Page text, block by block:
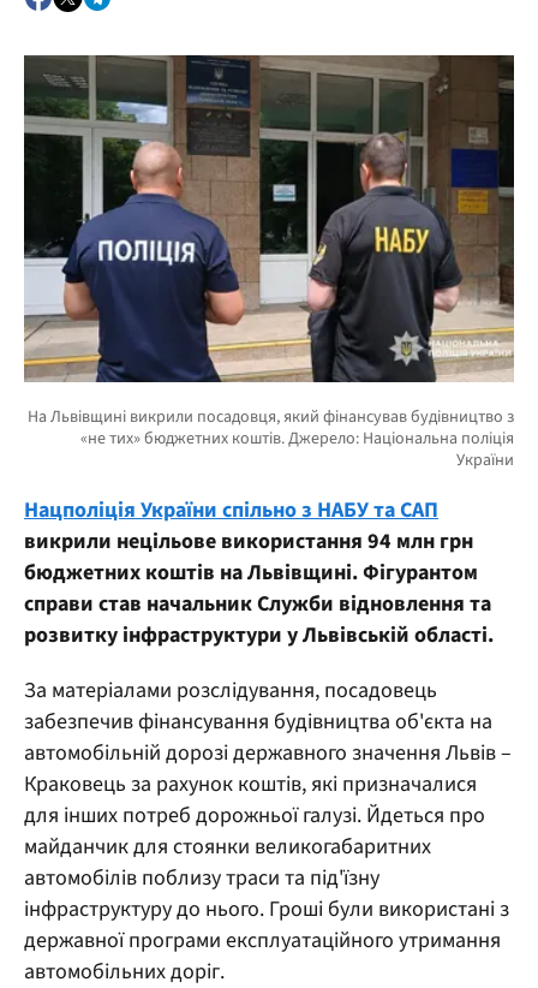
Нацполіція України спільно з НАБУ та САП
викрили нецільове використання 94 млн грн
бюджетних коштів на Львівщині. Фігурантом
справи став начальник Служби відновлення та
розвитку інфраструктури у Львівській області.
За матеріалами розслідування, посадовець
забезпечив фінансування будівництва об'єкта на
автомобільній дорозі державного значення Львів –
Краковець за рахунок коштів, які призначалися
для інших потреб дорожньої галузі. Йдеться про
майданчик для стоянки великогабаритних
автомобілів поблизу траси та під'їзну
інфраструктуру до нього. Гроші були використані з
державної програми експлуатаційного утримання
автомобільних доріг.